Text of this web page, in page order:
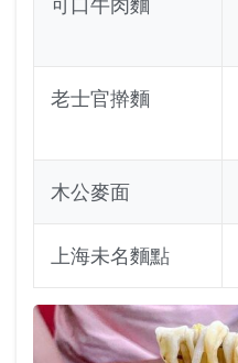
可口牛肉麵
老士官擀麵
木公麥面
上海未名麵點